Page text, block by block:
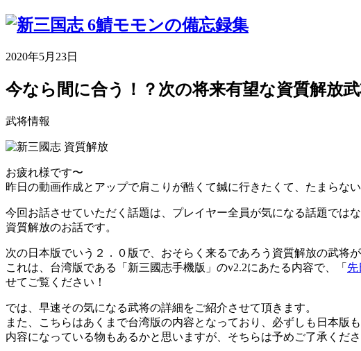
2020年5月23日
今なら間に合う！？次の将来有望な資質解放武
武将情報
お疲れ様です〜
昨日の動画作成とアップで肩こりが酷くて鍼に行きたくて、たまらない
今回お話させていただく話題は、プレイヤー全員が気になる話題では
資質解放のお話です。
次の日本版でいう２．０版で、おそらく来るであろう資質解放の武将が
これは、台湾版である「新三國志手機版」のv2.2にあたる内容で、「 先
せてご覧ください！
では、早速その気になる武将の詳細をご紹介させて頂きます。
また、こちらはあくまで台湾版の内容となっており、必ずしも日本版
内容になっている物もあるかと思いますが、そちらは予めご了承くださ